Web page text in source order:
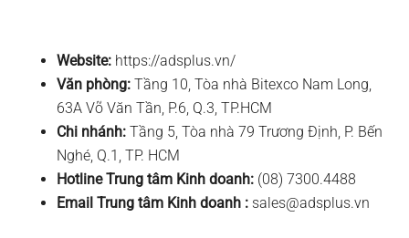
Website: https://adsplus.vn/
Văn phòng: Tầng 10, Tòa nhà Bitexco Nam Long,
63A Võ Văn Tần, P.6, Q.3, TP.HCM
Chi nhánh: Tầng 5, Tòa nhà 79 Trương Định, P. Bến
Nghé, Q.1, TP. HCM
Hotline Trung tâm Kinh doanh: (08) 7300.4488
Email Trung tâm Kinh doanh : sales@adsplus.vn